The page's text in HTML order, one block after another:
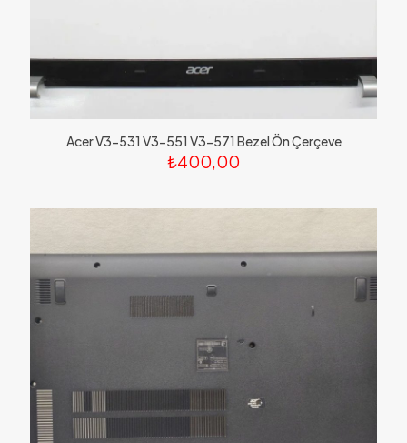
Acer V3-531 V3-551 V3-571 Bezel Ön Çerçeve
₺400,00